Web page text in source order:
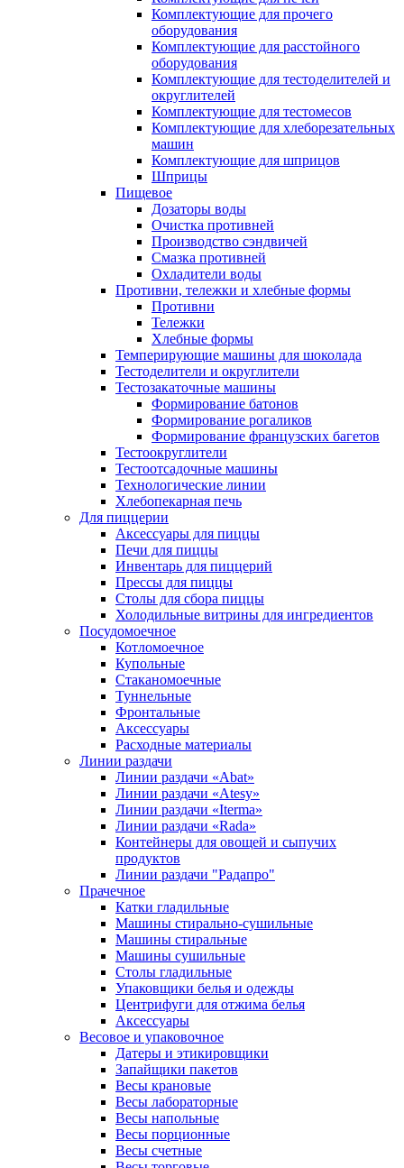
Комплектующие для прочего
оборудования
Комплектующие для расстойного
оборудования
Комплектующие для тестоделителей и
округлителей
Комплектующие для тестомесов
Комплектующие для хлеборезательных
машин
Комплектующие для шприцов
Шприцы
Пищевое
Дозаторы воды
Очистка противней
Производство сэндвичей
Смазка противней
Охладители воды
Противни, тележки и хлебные формы
Противни
Тележки
Хлебные формы
Темперирующие машины для шоколада
Тестоделители и округлители
Тестозакаточные машины
Формирование батонов
Формирование рогаликов
Формирование французских багетов
Тестоокруглители
Тестоотсадочные машины
Технологические линии
Хлебопекарная печь
Для пиццерии
Аксессуары для пиццы
Печи для пиццы
Инвентарь для пиццерий
Прессы для пиццы
Столы для сбора пиццы
Холодильные витрины для ингредиентов
Посудомоечное
Котломоечное
Купольные
Стаканомоечные
Туннельные
Фронтальные
Аксессуары
Расходные материалы
Линии раздачи
Линии раздачи «Abat»
Линии раздачи «Atesy»
Линии раздачи «Iterma»
Линии раздачи «Rada»
Контейнеры для овощей и сыпучих
продуктов
Линии раздачи "Радапро"
Прачечное
Катки гладильные
Машины стирально-сушильные
Машины стиральные
Машины сушильные
Столы гладильные
Упаковщики белья и одежды
Центрифуги для отжима белья
Аксессуары
Весовое и упаковочное
Датеры и этикировщики
Запайщики пакетов
Весы крановые
Весы лабораторные
Весы напольные
Весы порционные
Весы счетные